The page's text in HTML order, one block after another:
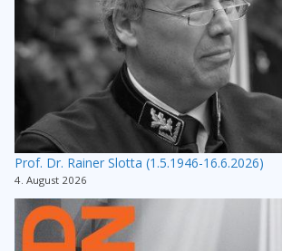
Prof. Dr. Rainer Slotta (1.5.1946-16.6.2026)
4. August 2026